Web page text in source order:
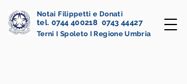
Notai Filippetti e Donati
tel. 0744 400218 0743 44427
Terni I Spoleto I Regione Umbria